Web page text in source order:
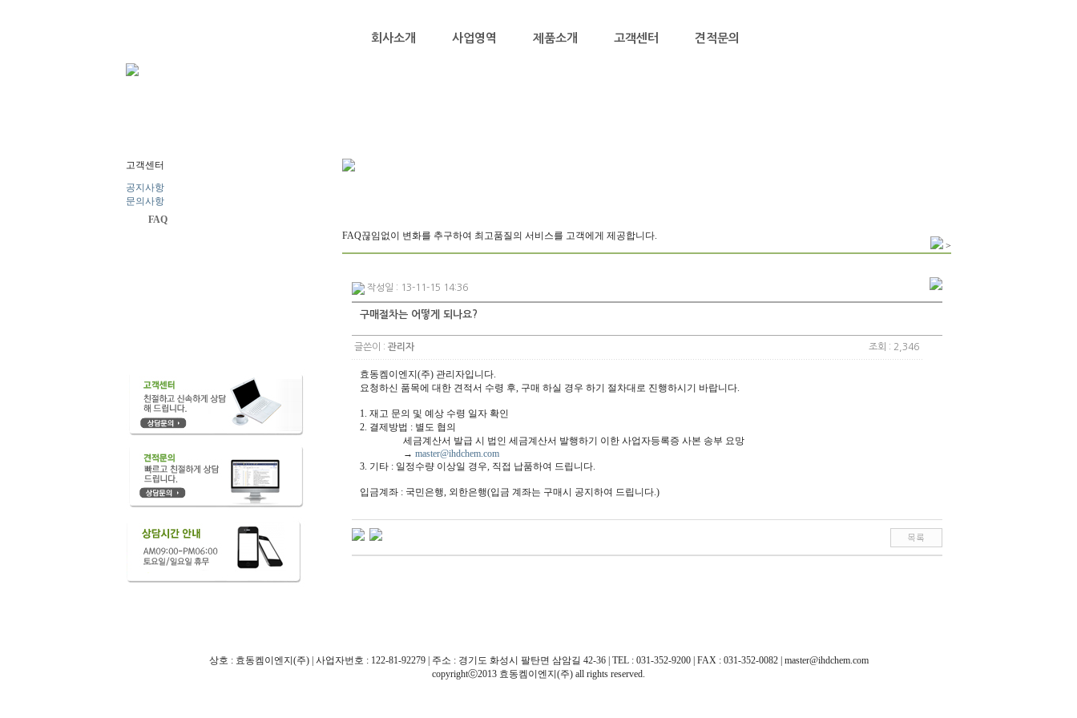
회사소개 사업영역 제품소개 고객센터 견적문의
고객센터
공지사항
문의사항
FAQ
FAQ끊임없이 변화를 추구하여 최고품질의 서비스를 고객에게 제공합니다.
>
작성일 : 13-11-15 14:36
구매절차는 어떻게 되나요?
글쓴이 : 관리자 조회 : 2,346
효동켐이엔지(주) 관리자입니다.
요청하신 품목에 대한 견적서 수령 후, 구매 하실 경우 하기 절차대로 진행하시기 바랍니다.
1. 재고 문의 및 예상 수령 일자 확인
2. 결제방법 : 별도 협의
세금계산서 발급 시 법인 세금계산서 발행하기 이한 사업자등록증 사본 송부 요망
→ master@ihdchem.com
3. 기타 : 일정수량 이상일 경우, 직접 납품하여 드립니다.
입금계좌 : 국민은행, 외한은행(입금 계좌는 구매시 공지하여 드립니다.)
상호 : 효동켐이엔지(주) | 사업자번호 : 122-81-92279 | 주소 : 경기도 화성시 팔탄면 삼암길 42-36 | TEL : 031-352-9200 | FAX : 031-352-0082 | master@ihdchem.com
copyrightⓒ2013 효동켐이엔지(주) all rights reserved.